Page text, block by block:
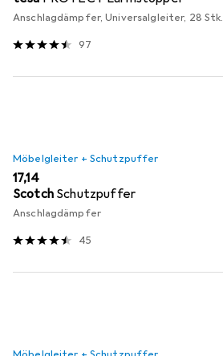
Anschlagdämpfer, Universalgleiter, 28 Stk.
97
Möbelgleiter + Schutzpuffer
EUR
17,14
Scotch Schutzpuffer
Anschlagdämpfer
45